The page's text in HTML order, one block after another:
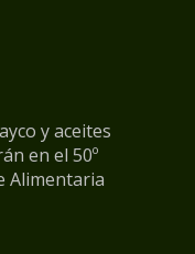
y aceites
en el 50º
Alimentaria